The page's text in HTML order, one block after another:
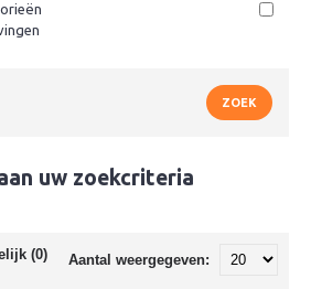
uw zoekcriteria
(0) Aantal weergegeven: